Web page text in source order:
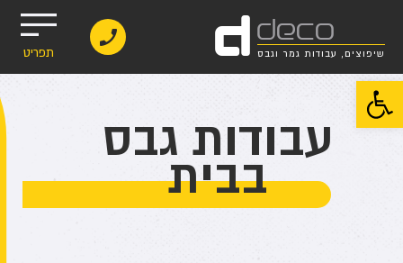
פתח סרגל נגישות
deco
d שיפוצים, עבודות גמר וגבס תפריט
עבודות גבס
בבית